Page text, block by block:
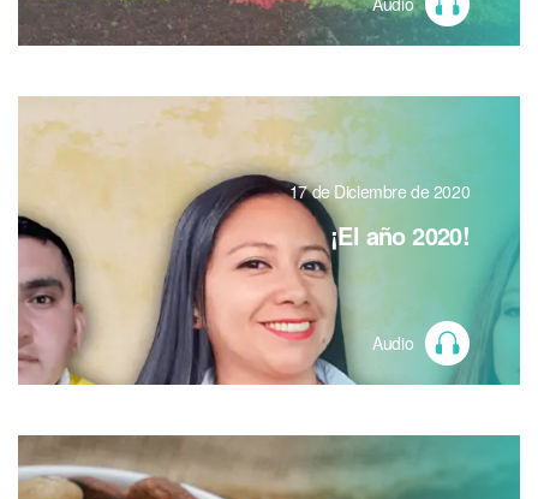
17 de Diciembre de 2020
¡El año 2020!
Audio